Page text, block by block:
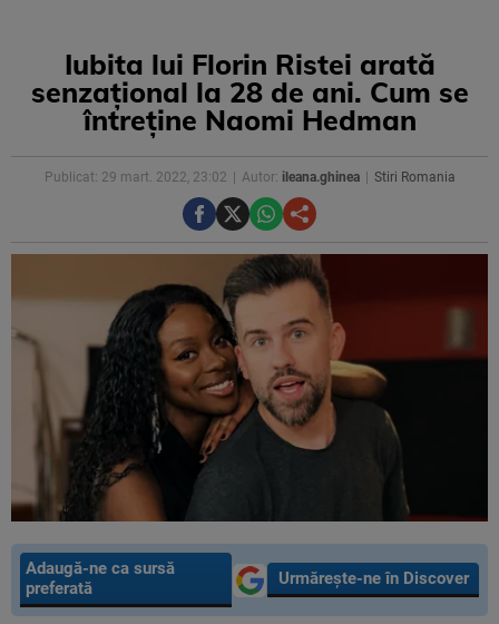
Iubita lui Florin Ristei arată
senzațional la 28 de ani. Cum se
întreține Naomi Hedman
Publicat: 29 mart. 2022, 23:02 Autor: ileana.ghinea Stiri Romania
Adaugă-ne ca sursă
preferată
Urmărește-ne în Discover